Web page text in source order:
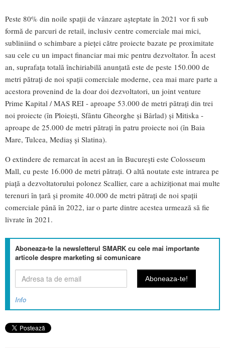
Peste 80% din noile spații de vânzare așteptate în 2021 vor fi sub
formă de parcuri de retail, inclusiv centre comerciale mai mici,
subliniind o schimbare a pieței către proiecte bazate pe proximitate
sau cele cu un impact financiar mai mic pentru dezvoltator. În acest
an, suprafața totală închiriabilă anunțată este de peste 150.000 de
metri pătrați de noi spații comerciale moderne, cea mai mare parte a
acestora provenind de la doar doi dezvoltatori, un joint venture
Prime Kapital / MAS REI - aproape 53.000 de metri pătrați din trei
noi proiecte (în Ploiești, Sfântu Gheorghe și Bârlad) și Mitiska -
aproape de 25.000 de metri pătrați în patru proiecte noi (în Baia
Mare, Tulcea, Mediaș și Slatina).
O extindere de remarcat în acest an în București este Colosseum
Mall, cu peste 16.000 de metri pătrați. O altă noutate este intrarea pe
piață a dezvoltatorului polonez Scallier, care a achiziționat mai multe
terenuri în țară și promite 40.000 de metri pătrați de noi spații
comerciale până în 2022, iar o parte dintre acestea urmează să fie
livrate în 2021.
Aboneaza-te la newsletterul SMARK cu cele mai importante
articole despre marketing si comunicare
Info